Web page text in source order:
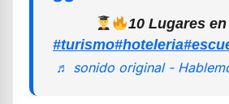
10 Lugares
#turismo#hoteleria
♬ sonido original -